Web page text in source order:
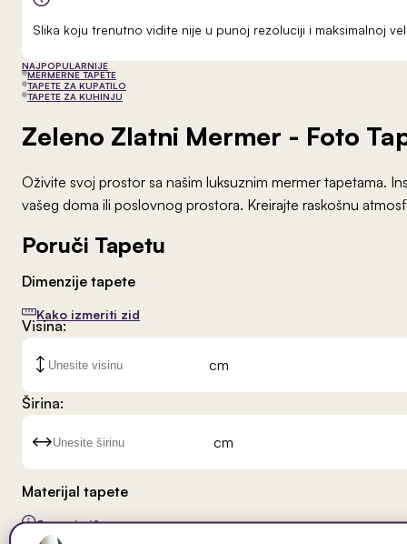
Slika koju trenutno vidite nije u punoj rezoluciji i maksimalnoj
NAJPOPULARNIJE
MERMERNE TAPETE
TAPETE ZA KUPATILO
TAPETE ZA KUHINJU
Zeleno Zlatni Mermer - Foto
Oživite svoj prostor sa našim luksuznim mermer tapetama.
vašeg doma ili poslovnog prostora. Kreirajte raskošnu
Poruči Tapetu
Dimenzije tapete
Kako izmeriti zid
Visina:
cm
Širina:
cm
Materijal tapete
Saznaj više